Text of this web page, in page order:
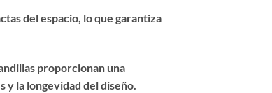
del espacio, lo que garantiza
proporcionan una
y la longevidad del diseño.